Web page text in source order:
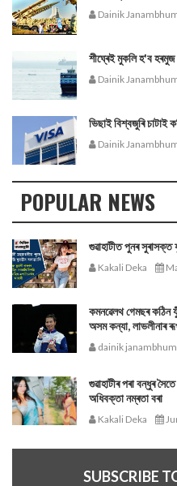
Dainik
শীঘ্ৰেই মুকলি হ'ব হৰমুজ
Dainik
ভিছাই বিশ্বজুৰি চাটাই
Dainik
POPULAR NEWS
গুৱাহাটীত পুনৰ সুৰাসক্ত
Kakali Deka
কমনৱেলথ গেমছৰ কঠিন
অসম কন্যা, লাভলীনাৰ
dainik
গুৱাহাটীৰ পৰা বন্ধুৰ
অধিবক্তা নম্ৰতা বৰা
Kakali Deka
SUBSCRIBE